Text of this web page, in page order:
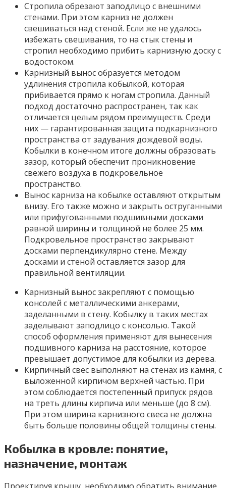
Стропила обрезают заподлицо с внешними
стенами. При этом карниз не должен
свешиваться над стеной. Если же не удалось
избежать свешивания, то на стык стены и
стропил необходимо прибить карнизную доску с
водостоком.
Карнизный вынос образуется методом
удлинения стропила кобылкой, которая
прибивается прямо к ногам стропила. Данный
подход достаточно распространен, так как
отличается целым рядом преимуществ. Среди
них — гарантированная защита подкарнизного
пространства от задувания дождевой воды.
Кобылки в конечном итоге должны образовать
зазор, который обеспечит проникновение
свежего воздуха в подкровельное
пространство.
Вынос карниза на кобылке оставляют открытым
внизу. Его также можно и закрыть оструганными
или прифугованными подшивными досками
равной ширины и толщиной не более 25 мм.
Подкровельное пространство закрывают
досками перпендикулярно стене. Между
досками и стеной оставляется зазор для
правильной вентиляции.
Карнизный вынос закрепляют с помощью
консолей с металлическими анкерами,
заделанными в стену. Кобылку в таких местах
заделывают заподлицо с консолью. Такой
способ оформления применяют для вынесения
подшивного карниза на расстояние, которое
превышает допустимое для кобылки из дерева.
Кирпичный свес выполняют на стенах из камня, с
выложенной кирпичом верхней частью. При
этом соблюдается постепенный припуск рядов
на треть длины кирпича или меньше (до 8 см).
При этом ширина карнизного свеса не должна
быть больше половины общей толщины стены.
Кобылка в кровле: понятие,
назначение, монтаж